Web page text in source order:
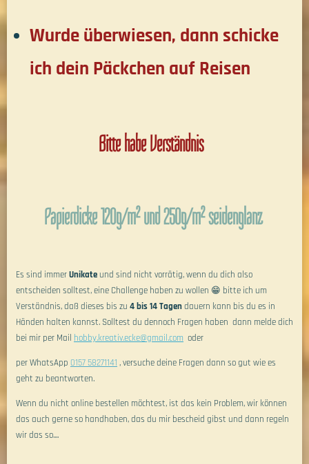
Wurde überwiesen, dann schicke
ich dein Päckchen auf Reisen
Bitte habe Verständnis
Papierdicke 120g/m² und 250g/m² seidenglanz
Es sind immerUnikate und sind nicht vorrätig, wenn du dich also
entscheiden solltest, eine Challenge haben zu wollen 😁 bitte ich um
Verständnis, daß dieses bis zu 4 bis 14 Tagendauern kann bis du es in
Händen halten kannst. Solltest du dennoch Fragen haben dann melde dich
bei mir per Mail hobby.kreativ.ecke@gmail.com oder
per WhatsApp 0157 58271141 , versuche deine Fragen dann so gut wie es
geht zu beantworten.
Wenn du nicht online bestellen möchtest, ist das kein Problem, wir können
das auch gerne so handhaben, das du mir bescheid gibst und dann regeln
wir das so....